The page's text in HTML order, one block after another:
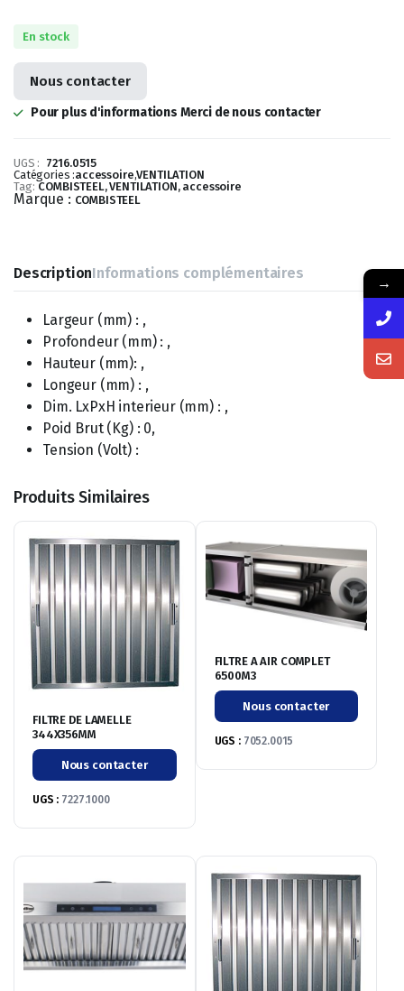
En stock
Nous contacter
Pour plus d'informations Merci de nous contacter
UGS : 7216.0515
Catégories :accessoire,VENTILATION
Tag: COMBISTEEL, VENTILATION, accessoire
Marque : COMBISTEEL
DescriptionInformations complémentaires
Largeur (mm) : ,
Profondeur (mm) : ,
Hauteur (mm): ,
Longeur (mm) : ,
Dim. LxPxH interieur (mm) : ,
Poid Brut (Kg) : 0,
Tension (Volt) :
Produits Similaires
FILTRE DE LAMELLE
344X356MM
Nous contacter
UGS : 7227.1000
FILTRE A AIR COMPLET
6500M3
Nous contacter
UGS : 7052.0015
→